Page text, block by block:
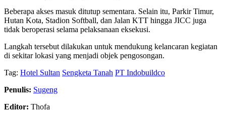
Beberapa akses masuk ditutup sementara. Selain itu, Parkir Timur,
Hutan Kota, Stadion Softball, dan Jalan KTT hingga JICC juga
tidak beroperasi selama pelaksanaan eksekusi.
Langkah tersebut dilakukan untuk mendukung kelancaran kegiatan
di sekitar lokasi yang menjadi objek pengosongan.
Tag: Hotel Sultan Sengketa Tanah PT Indobuildco
Penulis: Sugeng
Editor: Thofa